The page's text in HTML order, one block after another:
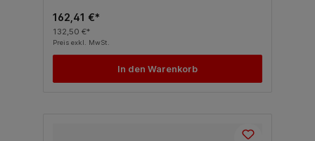
162,41 €*
132,50 €*
Preis exkl. MwSt.
In den Warenkorb